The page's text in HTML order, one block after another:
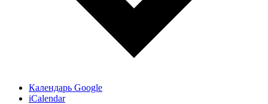
Календарь Google
iCalendar